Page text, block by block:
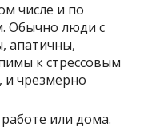
числе и по
Обычно люди с
апатичны,
к стрессовым
и чрезмерно
или дома.